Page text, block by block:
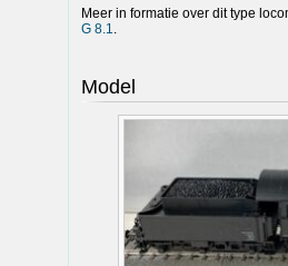
Meer in formatie over dit type
G 8.1.
Model